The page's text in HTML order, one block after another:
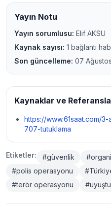
Yayın Notu
Yayın sorumlusu: Elif AKSU
Kaynak sayısı: 1 bağlantı
Son güncelleme: 07
Kaynaklar ve
https://www.61saat.com/
707-tutuklama
Etiketler: #güvenlik
#polis operasyonu
#terör operasyonu